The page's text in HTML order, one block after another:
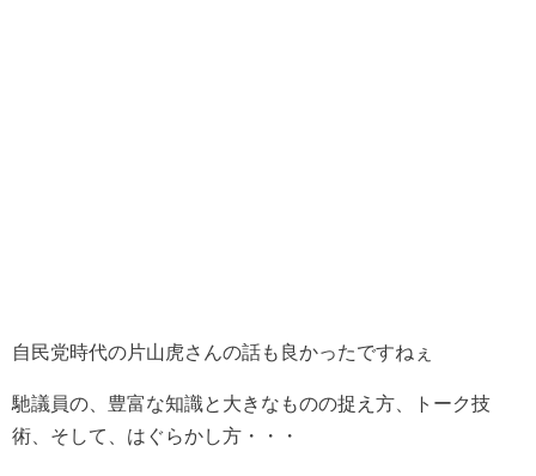
自民党時代の片山虎さんの話も良かったですねぇ
馳議員の、豊富な知識と大きなものの捉え方、トーク技
術、そして、はぐらかし方・・・